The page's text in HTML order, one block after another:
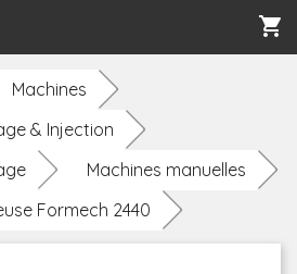
shopping_cart
Machines
& Injection
Machines manuelles
Formech 2440